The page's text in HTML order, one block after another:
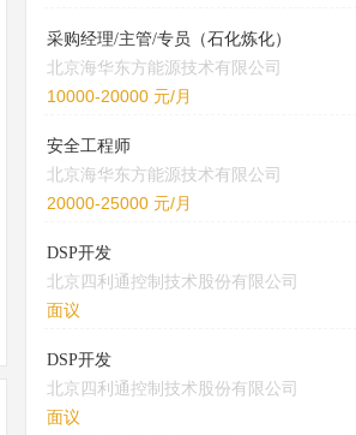
采购经理/主管/专员（石化炼化）
北京海华东方能源技术有限公司
10000-20000 元/月
安全工程师
北京海华东方能源技术有限公司
20000-25000 元/月
DSP开发
北京四利通控制技术股份有限公司
面议
DSP开发
北京四利通控制技术股份有限公司
面议